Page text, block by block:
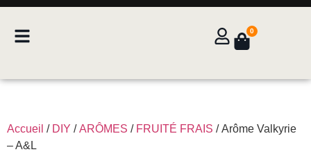
0
Accueil / DIY /ARÔMES / FRUITÉ FRAIS / Arôme Valkyrie
– A&L